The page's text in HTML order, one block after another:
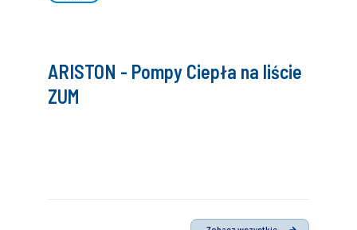
ARISTON - Pompy Ciepła na liście
ZUM